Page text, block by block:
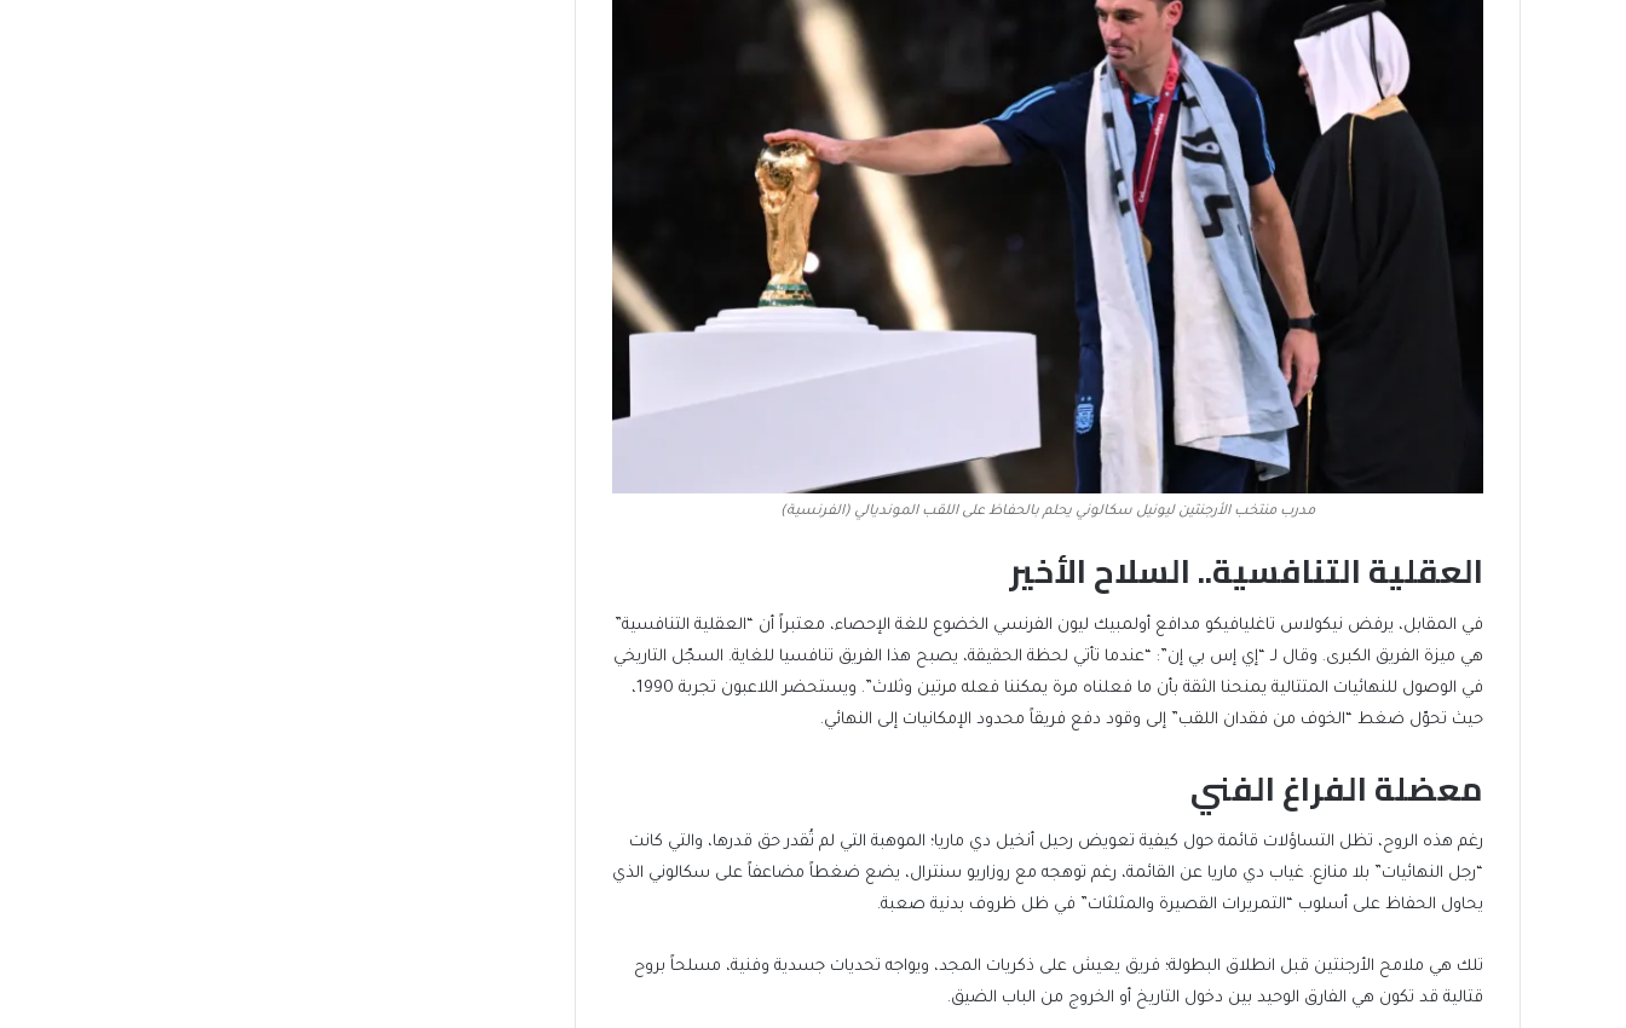
مدرب منتخب الأرجنتين ليونيل سكالوني يحلم بالحفاظ على اللقب المونديالي (الفرنسية)
العقلية التنافسية.. السلاح الأخير
في المقابل، يرفض نيكولاس تاغليافيكو مدافع أولمبيك ليون الفرنسي الخضوع للغة الإحصاء، معتبراً أن “العقلية التنافسية”
هي ميزة الفريق الكبرى. وقال لـ “إي إس بي إن”: “عندما تأتي لحظة الحقيقة، يصبح هذا الفريق تنافسيا للغاية. السجّل التاريخي
في الوصول للنهائيات المتتالية يمنحنا الثقة بأن ما فعلناه مرة يمكننا فعله مرتين وثلاث”. ويستحضر اللاعبون تجربة 1990،
حيث تحوّل ضغط “الخوف من فقدان اللقب” إلى وقود دفع فريقاً محدود الإمكانيات إلى النهائي.
معضلة الفراغ الفني
رغم هذه الروح، تظل التساؤلات قائمة حول كيفية تعويض رحيل أنخيل دي ماريا؛ الموهبة التي لم تُقدر حق قدرها، والتي كانت
“رجل النهائيات” بلا منازع. غياب دي ماريا عن القائمة، رغم توهجه مع روزاريو سنترال، يضع ضغطاً مضاعفاً على سكالوني الذي
يحاول الحفاظ على أسلوب “التمريرات القصيرة والمثلثات” في ظل ظروف بدنية صعبة.
تلك هي ملامح الأرجنتين قبل انطلاق البطولة؛ فريق يعيش على ذكريات المجد، ويواجه تحديات جسدية وفنية، مسلحاً بروح
قتالية قد تكون هي الفارق الوحيد بين دخول التاريخ أو الخروج من الباب الضيق.